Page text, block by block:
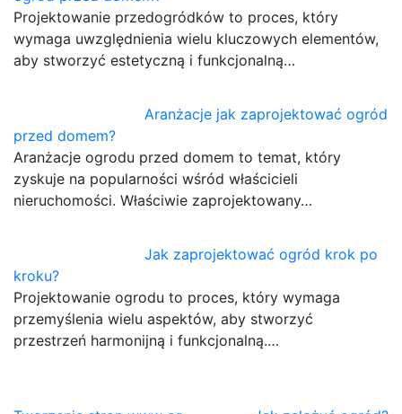
Projektowanie przedogródków to proces, który
wymaga uwzględnienia wielu kluczowych elementów,
aby stworzyć estetyczną i funkcjonalną…
Aranżacje jak zaprojektować ogród
przed domem?
Aranżacje ogrodu przed domem to temat, który
zyskuje na popularności wśród właścicieli
nieruchomości. Właściwie zaprojektowany…
Jak zaprojektować ogród krok po
kroku?
Projektowanie ogrodu to proces, który wymaga
przemyślenia wielu aspektów, aby stworzyć
przestrzeń harmonijną i funkcjonalną.…